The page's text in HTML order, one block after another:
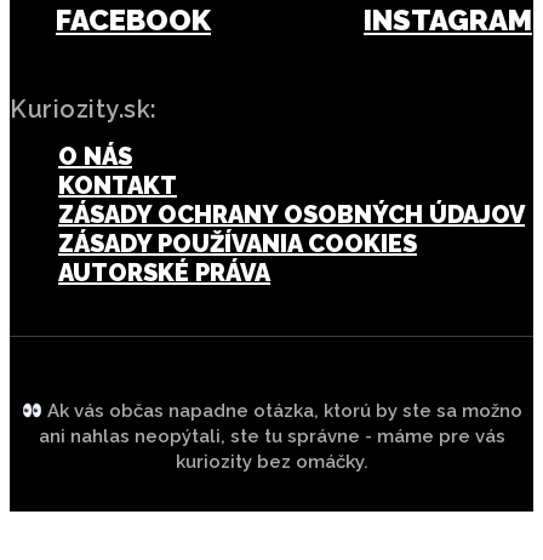
FACEBOOK INSTAGRAM
Kuriozity.sk:
O NÁS
KONTAKT
ZÁSADY OCHRANY OSOBNÝCH ÚDAJOV
ZÁSADY POUŽÍVANIA COOKIES
AUTORSKÉ PRÁVA
Ak vás občas napadne otázka, ktorú by ste sa možno
ani nahlas neopýtali, ste tu správne - máme pre vás
kuriozity bez omáčky.